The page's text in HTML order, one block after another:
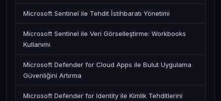
Microsoft Sentinel ile Tehdit İstihbaratı Yönetimi
Microsoft Sentinel ile Veri Görselleştirme: Workbooks
Kullanımı
Microsoft Defender for Cloud Apps ile Bulut Uygulama
Güvenliğini Artırma
Microsoft Defender for Identity ile Kimlik Tehditlerini